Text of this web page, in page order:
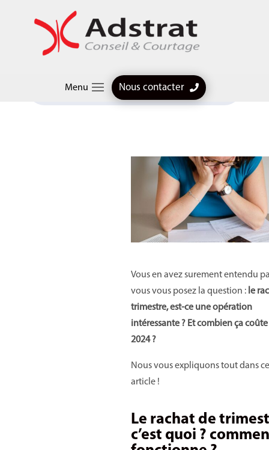
Menu Nous contacter
Articles professionnels
Rachat de trimestres de retraite : une opération
intéressante ? Combien ça coûte en 2024 ?
Vous en avez surement entendu
vous vous posez la question : le
trimestre, est-ce une opération
intéressante ? Et combien ça
2024 ?
Nous vous expliquons tout dans
article !
Le rachat de
c’est quoi ?